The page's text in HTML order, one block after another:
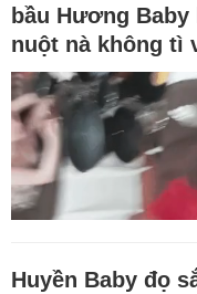
bầu Hương
nuột nà không tì
Huyền Baby đọ